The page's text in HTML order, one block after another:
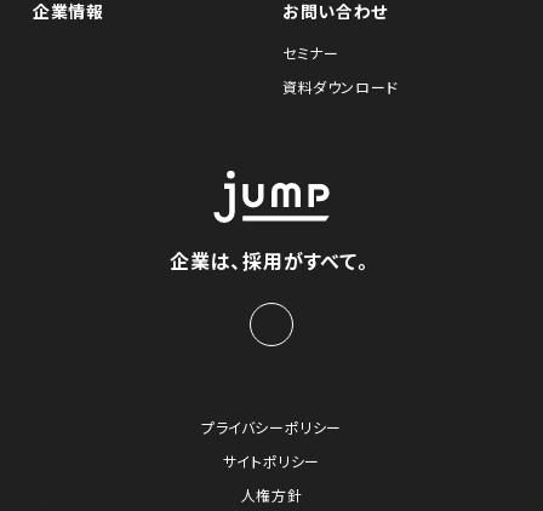
企業情報 お問い合わせ
セミナー
資料ダウンロード
企業は、採用がすべて。
プライバシーポリシー
サイトポリシー
人権方針